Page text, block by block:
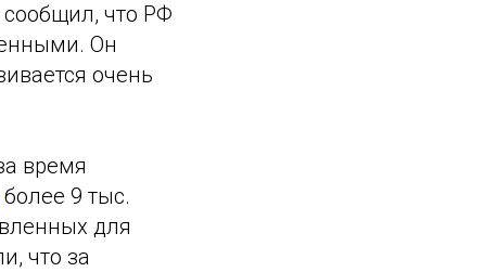
что РФ
Он
очень
время
более 9 тыс.
для
что за